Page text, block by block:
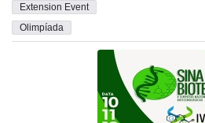
Extension Event
Olimpíada